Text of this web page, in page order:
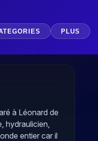
PLUS
à Léonard de
hydraulicien,
entier car il